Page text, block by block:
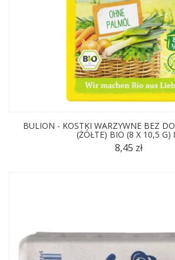
BULION - KOSTKI WARZYWNE BEZ
(ŻÓŁTE) BIO (8 X 10,5 G)
8,45 zł